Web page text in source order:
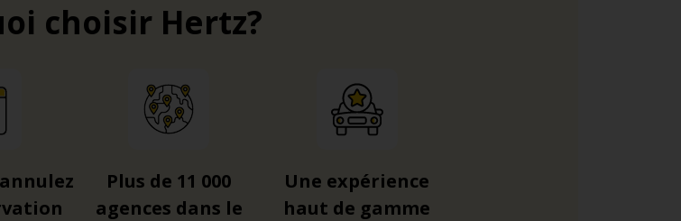
choisir Hertz?
Plus de 11 000
agences dans le
Une expérience
haut de gamme